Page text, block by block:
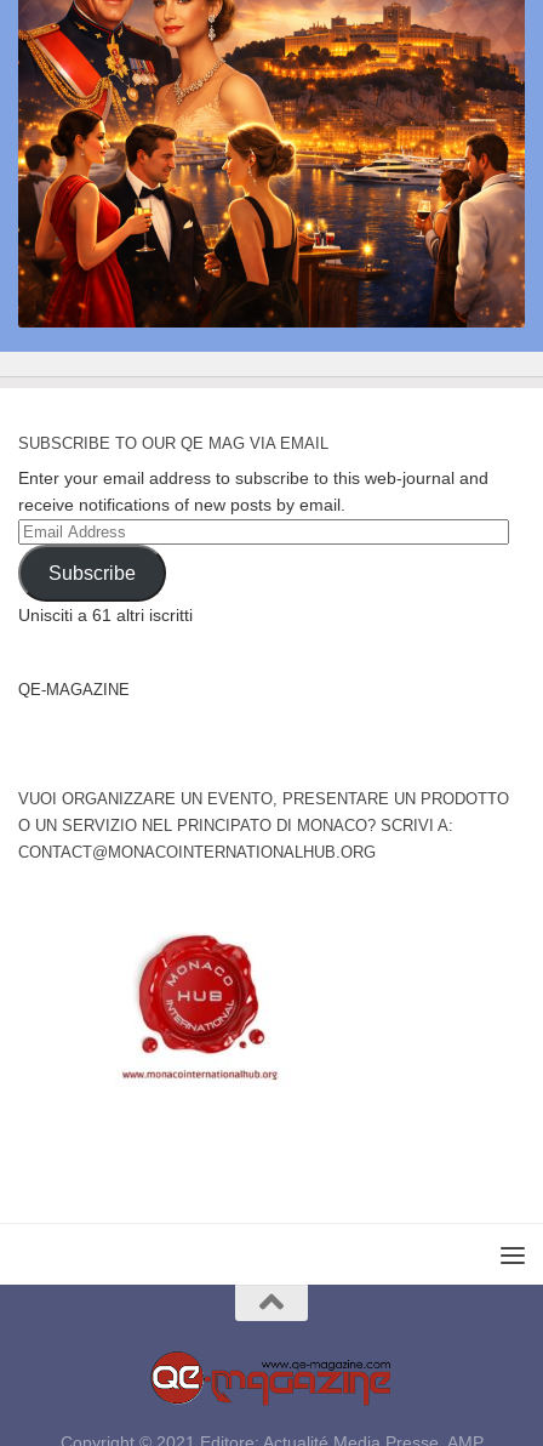
SUBSCRIBE TO OUR QE MAG VIA EMAIL
Enter your email address to subscribe to this web-journal and
receive notifications of new posts by email.
Email
Address
Subscribe
Unisciti a 61 altri iscritti
QE-MAGAZINE
VUOI ORGANIZZARE UN EVENTO, PRESENTARE UN PRODOTTO
O UN SERVIZIO NEL PRINCIPATO DI MONACO? SCRIVI A:
CONTACT@MONACOINTERNATIONALHUB.ORG